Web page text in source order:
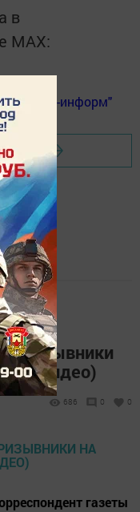
в
MАХ:
"Бавлы-информ"
призывники
(+видео)
686 0 0
газеты